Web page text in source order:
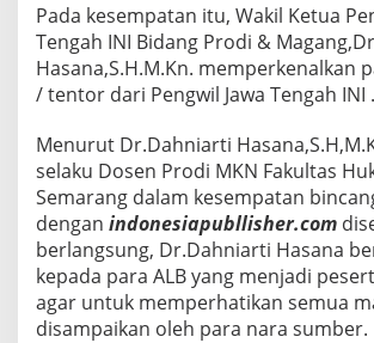
Pada kesempatan itu, Wakil Ketua
Tengah INI Bidang Prodi &
Hasana,S.H.M.Kn. memperkenalkan
/ tentor dari Pengwil Jawa Tengah INI .
Menurut Dr.Dahniarti
selaku Dosen Prodi MKN Fakultas
Semarang dalam kesempatan
dengan indonesiapubllisher.com
berlangsung, Dr.Dahniarti Hasana
kepada para ALB yang menjadi
agar untuk memperhatikan semua
disampaikan oleh para nara sumber.